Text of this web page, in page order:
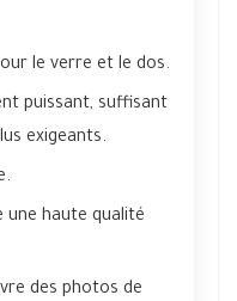
le verre et le dos.
puissant, suffisant
exigeants.
haute qualité
des photos de